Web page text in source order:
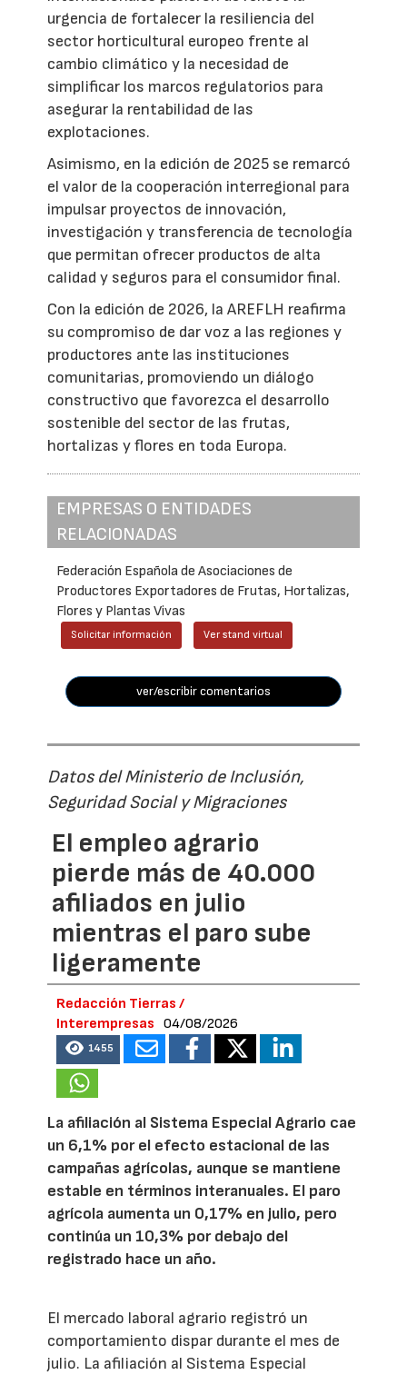
urgencia de fortalecer la resiliencia del
sector horticultural europeo frente al
cambio climático y la necesidad de
simplificar los marcos regulatorios para
asegurar la rentabilidad de las
explotaciones.
Asimismo, en la edición de 2025 se remarcó
el valor de la cooperación interregional para
impulsar proyectos de innovación,
investigación y transferencia de tecnología
que permitan ofrecer productos de alta
calidad y seguros para el consumidor final.
Con la edición de 2026, la AREFLH reafirma
su compromiso de dar voz a las regiones y
productores ante las instituciones
comunitarias, promoviendo un diálogo
constructivo que favorezca el desarrollo
sostenible del sector de las frutas,
hortalizas y flores en toda Europa.
EMPRESAS O ENTIDADES
RELACIONADAS
Federación Española de Asociaciones de
Productores Exportadores de Frutas, Hortalizas,
Flores y Plantas Vivas
Solicitar información Ver stand virtual
ver/escribir comentarios
Datos del Ministerio de Inclusión,
Seguridad Social y Migraciones
El empleo agrario
pierde más de 40.000
afiliados en julio
mientras el paro sube
ligeramente
Redacción Tierras /
Interempresas
04/08/2026
1455
La afiliación al Sistema Especial Agrario cae
un 6,1% por el efecto estacional de las
campañas agrícolas, aunque se mantiene
estable en términos interanuales. El paro
agrícola aumenta un 0,17% en julio, pero
continúa un 10,3% por debajo del
registrado hace un año.
El mercado laboral agrario registró un
comportamiento dispar durante el mes de
julio. La afiliación al Sistema Especial